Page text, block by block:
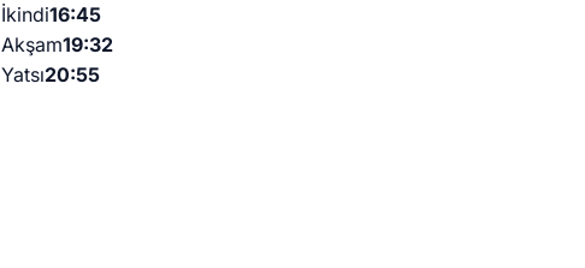
İkindi16:45
Akşam19:32
Yatsı20:55